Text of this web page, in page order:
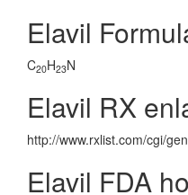
Elavil
C20H23N
Elavil RX
http://www.rxlist.com/cgi/
Elavil FDA